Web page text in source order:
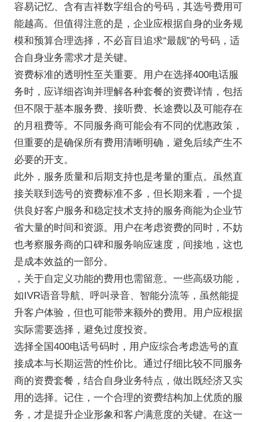
容易记忆、含有吉祥数字组合的号码，其选号费用可
能越高。但值得注意的是，企业应根据自身的业务规
模和预算合理选择，不必盲目追求“最靓”的号码，适
合自身业务需求才是关键。
资费标准的透明性至关重要。用户在选择400电话服
务时，应详细咨询并理解各种套餐的资费详情，包括
但不限于基本服务费、接听费、长途费以及可能存在
的月租费等。不同服务商可能会有不同的优惠政策，
但重要的是确保所有费用清晰明确，避免后续产生不
必要的开支。
此外，服务质量和后期支持也是考量的重点。虽然直
接关联到选号的资费标准不多，但长期来看，一个提
供良好客户服务和稳定技术支持的服务商能为企业节
省大量的时间和资源。用户在考虑资费的同时，不妨
也考察服务商的口碑和服务响应速度，间接地，这也
是成本效益的一部分。
，关于自定义功能的费用也需留意。一些高级功能，
如IVR语音导航、呼叫录音、智能分流等，虽然能提
升客户体验，但也可能带来额外的费用。用户应根据
实际需要选择，避免过度投资。
选择全国400电话号码时，用户应综合考虑选号的直
接成本与长期运营的性价比。通过仔细比较不同服务
商的资费套餐，结合自身业务特点，做出既经济又实
用的选择。记住，一个合理的资费结构加上优质的服
务，才是提升企业形象和客户满意度的关键。在这一